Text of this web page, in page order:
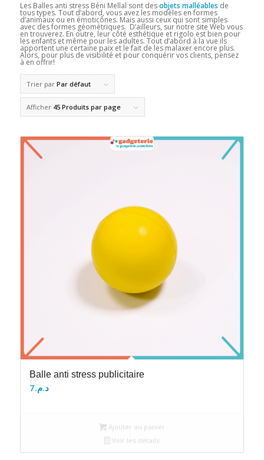
Les Balles anti stress Béni Mellal sont desobjets malléables de
tous types. Tout d’abord, vous avez les modèles en formes
d’animaux ou en émoticônes. Mais aussi ceux qui sont simples
avec des formes géométriques. D’ailleurs, sur notre site Web vous
en trouverez. En outre, leur côté esthétique et rigolo est bien pour
les enfants et même pour les adultes. Tout d’abord à la vue ils
apportent une certaine paix et le fait de les malaxer encore plus.
Alors, pour plus de visibilité et pour conquérir vos clients, pensez
à en offrir!
Trier par Par défaut
Afficher 45 Produits par page
Balle anti stress publicitaire
د.م.7
Ajouter au panier
Voir les détails